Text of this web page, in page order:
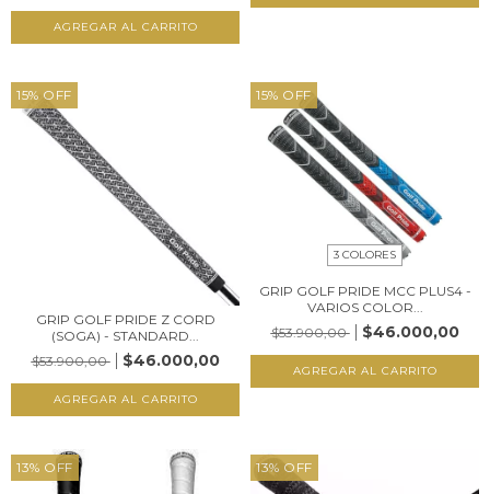
AGREGAR AL CARRITO
15% OFF
GRIP GOLF PRIDE Z CORD
(SOGA) - STANDARD...
$53.900,00
$46.000,00
AGREGAR AL CARRITO
15% OFF
3 COLORES
GRIP GOLF PRIDE MCC PLUS4 -
VARIOS COLOR...
$53.900,00
$46.000,00
AGREGAR AL CARRITO
13% OFF 13% OFF